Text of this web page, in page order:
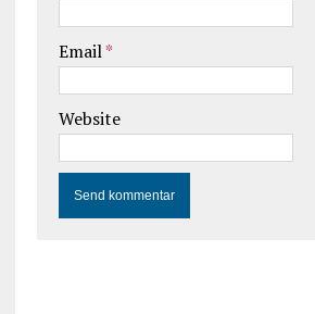
Email*
Website